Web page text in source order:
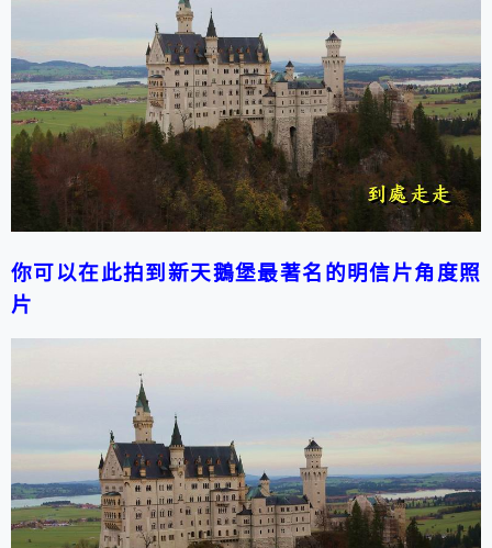
你可以在此拍到新天鵝堡最著名的明信片角度照
片